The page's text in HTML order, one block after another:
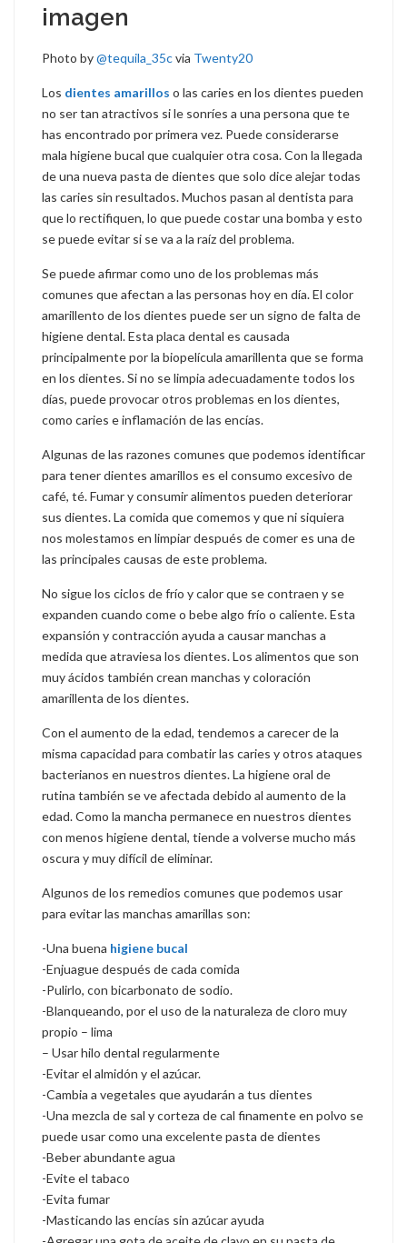
imagen
Photo by@tequila_35cvia Twenty20
Los dientes amarillos o las caries en los dientes pueden
no ser tan atractivos si le sonríes a una persona que te
has encontrado por primera vez. Puede considerarse
mala higiene bucal que cualquier otra cosa. Con la llegada
de una nueva pasta de dientes que solo dice alejar todas
las caries sin resultados. Muchos pasan al dentista para
que lo rectifiquen, lo que puede costar una bomba y esto
se puede evitar si se va a la raíz del problema.
Se puede afirmar como uno de los problemas más
comunes que afectan a las personas hoy en día. El color
amarillento de los dientes puede ser un signo de falta de
higiene dental. Esta placa dental es causada
principalmente por la biopelícula amarillenta que se forma
en los dientes. Si no se limpia adecuadamente todos los
días, puede provocar otros problemas en los dientes,
como caries e inflamación de las encías.
Algunas de las razones comunes que podemos identificar
para tener dientes amarillos es el consumo excesivo de
café, té. Fumar y consumir alimentos pueden deteriorar
sus dientes. La comida que comemos y que ni siquiera
nos molestamos en limpiar después de comer es una de
las principales causas de este problema.
No sigue los ciclos de frío y calor que se contraen y se
expanden cuando come o bebe algo frío o caliente. Esta
expansión y contracción ayuda a causar manchas a
medida que atraviesa los dientes. Los alimentos que son
muy ácidos también crean manchas y coloración
amarillenta de los dientes.
Con el aumento de la edad, tendemos a carecer de la
misma capacidad para combatir las caries y otros ataques
bacterianos en nuestros dientes. La higiene oral de
rutina también se ve afectada debido al aumento de la
edad. Como la mancha permanece en nuestros dientes
con menos higiene dental, tiende a volverse mucho más
oscura y muy difícil de eliminar.
Algunos de los remedios comunes que podemos usar
para evitar las manchas amarillas son:
-Una buena higiene bucal
-Enjuague después de cada comida
-Pulirlo, con bicarbonato de sodio.
-Blanqueando, por el uso de la naturaleza de cloro muy
propio – lima
– Usar hilo dental regularmente
-Evitar el almidón y el azúcar.
-Cambia a vegetales que ayudarán a tus dientes
-Una mezcla de sal y corteza de cal finamente en polvo se
puede usar como una excelente pasta de dientes
-Beber abundante agua
-Evite el tabaco
-Evita fumar
-Masticando las encías sin azúcar ayuda